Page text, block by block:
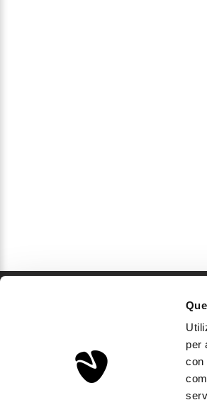
per
con
Via Podgora, 5 - 20122 Milano,
P.Iva IT03893310163 - REA